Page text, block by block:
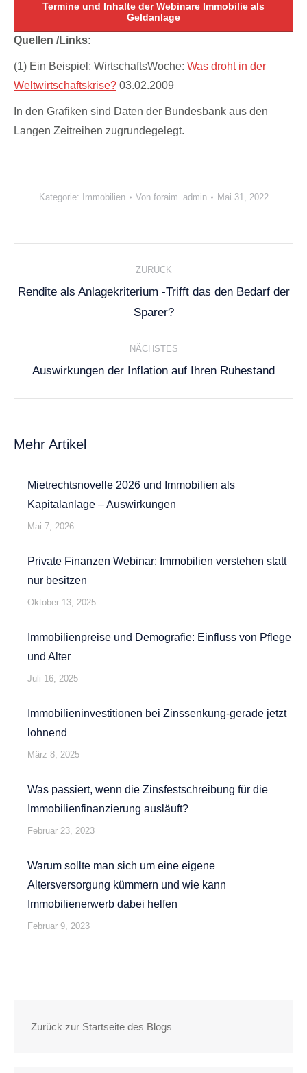
Termine und Inhalte der Webinare Immobilie als
Geldanlage
Quellen /Links:
(1) Ein Beispiel: WirtschaftsWoche: Was droht in der
Weltwirtschaftskrise? 03.02.2009
In den Grafiken sind Daten der Bundesbank aus den
Langen Zeitreihen zugrundegelegt.
Kategorie: Immobilien Von foraim_admin Mai 31, 2022
ZURÜCK
Beitrag:
Rendite als Anlagekriterium -Trifft das den Bedarf der
Sparer?
NÄCHSTES
Nächster
Auswirkungen der Inflation auf Ihren Ruhestand
Mehr Artikel
Mietrechtsnovelle 2026 und Immobilien als
Kapitalanlage – Auswirkungen
Mai 7, 2026
Private Finanzen Webinar: Immobilien verstehen statt
nur besitzen
Oktober 13, 2025
Immobilienpreise und Demografie: Einfluss von Pflege
und Alter
Juli 16, 2025
Immobilieninvestitionen bei Zinssenkung-gerade jetzt
lohnend
März 8, 2025
Was passiert, wenn die Zinsfestschreibung für die
Immobilienfinanzierung ausläuft?
Februar 23, 2023
Warum sollte man sich um eine eigene
Altersversorgung kümmern und wie kann
Immobilienerwerb dabei helfen
Februar 9, 2023
Zurück zur Startseite des Blogs